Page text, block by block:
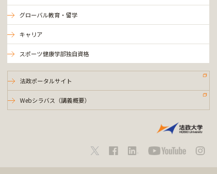
グローバル教育・留学
キャリア
スポーツ健康学部独自資格
法政ポータルサイト
Webシラバス（講義概要）